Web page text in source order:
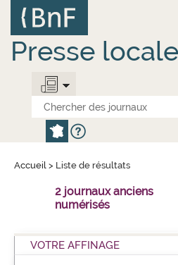
contenu
principal
Presse
Accueil > Liste de résultats
2 journaux anciens
numérisés
VOTRE AFFINAGE
Panneau de gestion des cookies